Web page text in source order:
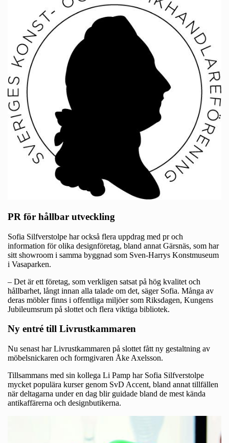
PR för hållbar utveckling
Sofia Silfverstolpe har också flera uppdrag med pr och
information för olika designföretag, bland annat Gärsnäs, som har
sitt showroom i samma byggnad som Sven-Harrys Konstmuseum
i Vasaparken.
– Det är ett företag, som verkligen satsat på hög kvalitet och
hållbarhet, långt innan alla talade om det, säger Sofia. Många av
deras möbler finns i offentliga miljöer som Riksdagen, Kungens
Jubileumsrum på slottet och flera viktiga bibliotek.
Ny entré till Livrustkammaren
Nu senast har Livrustkammaren på slottet fått ny gestaltning av
möbelsnickaren och formgivaren Åke Axelsson.
Tillsammans med sin kollega Li Pamp har Sofia Silfverstolpe
mycket populära kurser genom SvD Accent, bland annat tillfällen
när deltagarna under en dag blir guidade bland de mest kända
antikaffärerna och designbutikerna.